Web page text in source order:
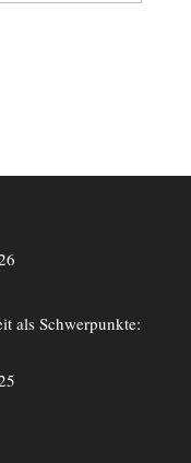
als Schwerpunkte: